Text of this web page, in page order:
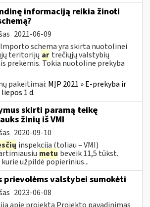
informaciją reikia žinoti
2021-06-09
schema yra skirta nuotolinei
teritorijų ar trečiųjų valstybių
prekėmis. Tokia nuotoline prekyba
pakeitimai: MĮP 2021 » E-prekyba ir
1 d.
skirti paramą teikę
žinių iš VMI
2020-09-10
inspekcija (toliau – VMI)
metu beveik 11,5 tūkst.
užpildė popierinius...
prievolėms valstybei sumokėti
2023-06-08
apie projektą Projekto pavadinimas